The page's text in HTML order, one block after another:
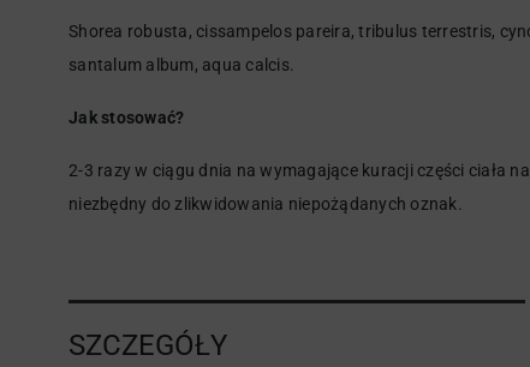
Shorea robusta, cissampelos pareira, tribulus terrestris,
santalum album, aqua calcis.
Jak stosować?
2-3 razy w ciągu dnia na wymagające kuracji części ciała
niezbędny do zlikwidowania niepożądanych oznak.
SZCZEGÓŁY